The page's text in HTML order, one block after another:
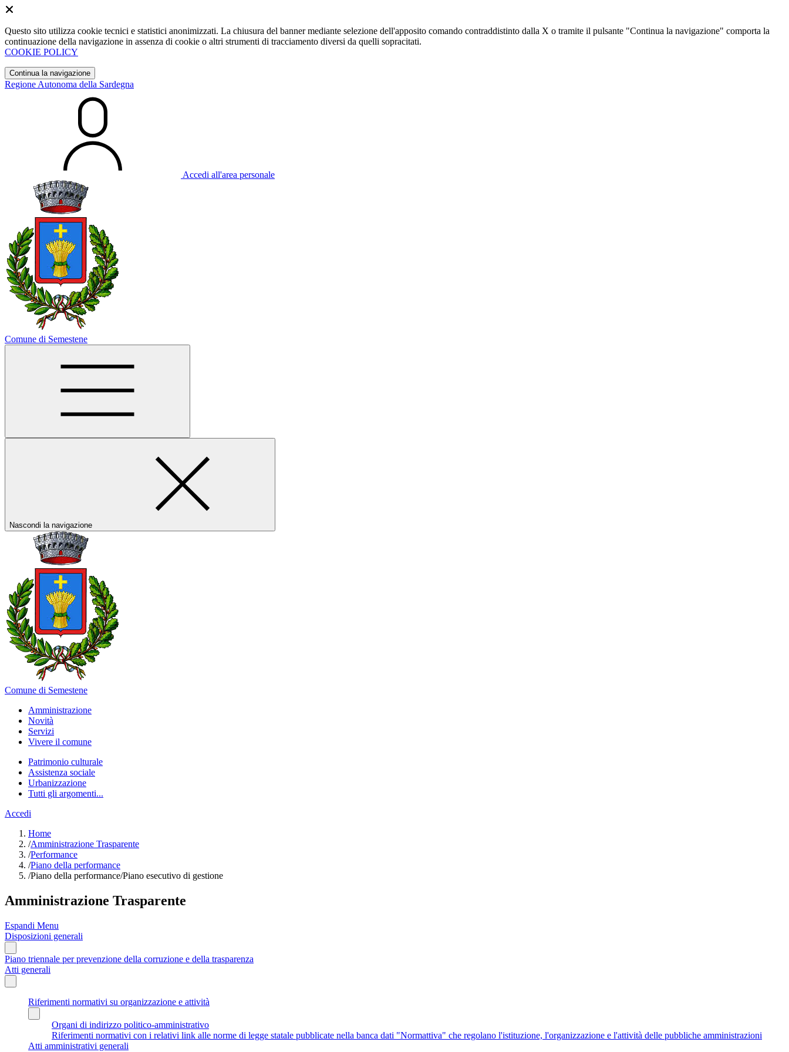
Questo sito utilizza cookie tecnici e statistici anonimizzati. La chiusura del banner mediante selezione dell'apposito comando contraddistinto dalla X o tramite il pulsante "Continua la navigazione" comporta la
continuazione della navigazione in assenza di cookie o altri strumenti di tracciamento diversi da quelli sopracitati.
COOKIE POLICY
Continua la navigazione
Regione Autonoma della Sardegna
Accedi all'area personale
Comune di Semestene
Nascondi la navigazione
Comune di Semestene
Amministrazione
Novità
Servizi
Vivere il comune
Patrimonio culturale
Assistenza sociale
Urbanizzazione
Tutti gli argomenti...
Accedi
Home
/Amministrazione Trasparente
/Performance
/Piano della performance
/Piano della performance/Piano esecutivo di gestione
Amministrazione Trasparente
Espandi Menu
Disposizioni generali
Piano triennale per prevenzione della corruzione e della trasparenza
Atti generali
Riferimenti normativi su organizzazione e attività
Organi di indirizzo politico-amministrativo
Riferimenti normativi con i relativi link alle norme di legge statale pubblicate nella banca dati "Normattiva" che regolano l'istituzione, l'organizzazione e l'attività delle pubbliche amministrazioni
Atti amministrativi generali